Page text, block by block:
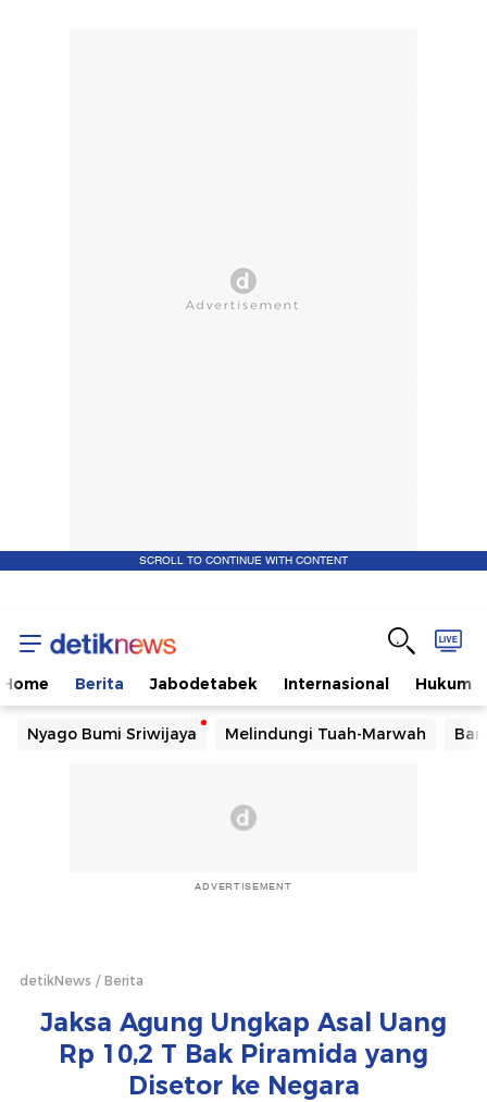
SCROLL TO CONTINUE WITH CONTENT
Home Berita Jabodetabek Internasional Hukum
Nyago Bumi Sriwijaya Melindungi Tuah-Marwah
ADVERTISEMENT
detikNews Berita
Jaksa Agung Ungkap Asal Uang
Rp 10,2 T Bak Piramida yang
Disetor ke Negara